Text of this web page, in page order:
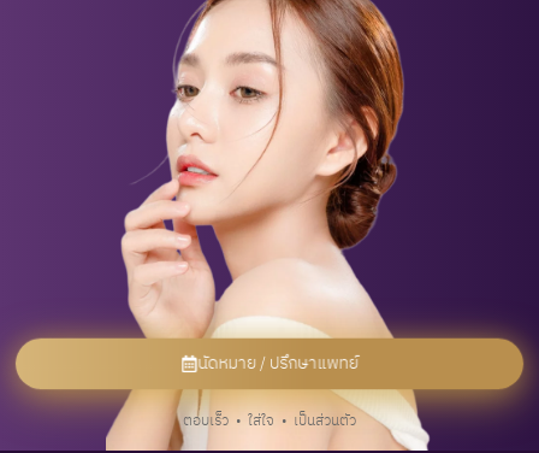
นัดหมาย / ปรึกษาแพทย์
ตอบเร็ว • ใส่ใจ • เป็นส่วนตัว